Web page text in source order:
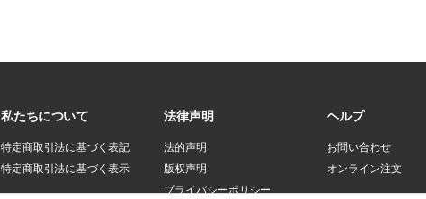
私たちについて
特定商取引法に基づく表記
特定商取引法に基づく表示
法律声明
法的声明
版权声明
プライバシーポリシー
ヘルプ
お問い合わせ
オンライン注文